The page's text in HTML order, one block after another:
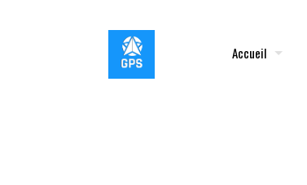
Accueil